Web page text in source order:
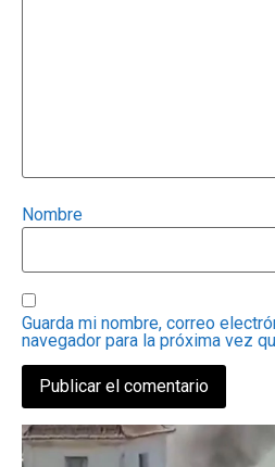
Nombre
Guarda mi nombre, correo
navegador para la próxima vez